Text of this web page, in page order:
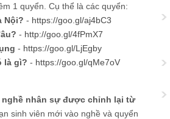
1 quyển. Cụ thể là các quyển:
Nội? - https://goo.gl/aj4bC3
- http://goo.gl/4fPmX7
- https://goo.gl/LjEgby
là gì? - https://goo.gl/qMe7oV
nghề nhân sự được chỉnh lại từ
sinh viên mới vào nghề và quyển